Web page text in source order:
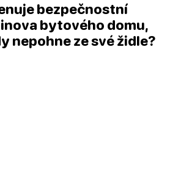
bezpečnostní
bytového domu,
nepohne ze své židle?